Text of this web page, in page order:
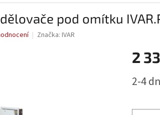
pod omítku
Značka: IVAR
2
cena:
2-4